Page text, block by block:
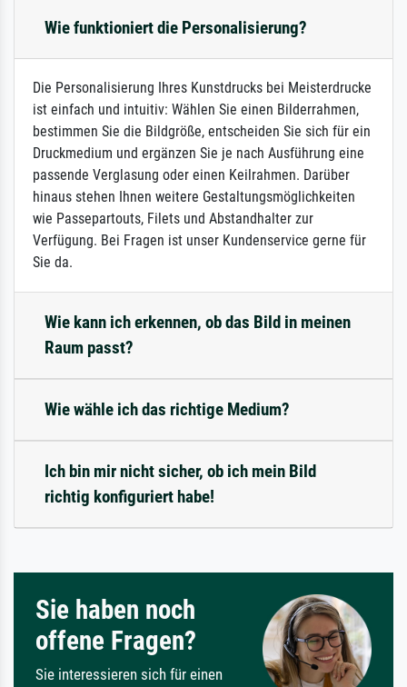
Wie funktioniert die Personalisierung?
Die Personalisierung Ihres Kunstdrucks bei Meisterdrucke
ist einfach und intuitiv: Wählen Sie einen Bilderrahmen,
bestimmen Sie die Bildgröße, entscheiden Sie sich für ein
Druckmedium und ergänzen Sie je nach Ausführung eine
passende Verglasung oder einen Keilrahmen. Darüber
hinaus stehen Ihnen weitere Gestaltungsmöglichkeiten
wie Passepartouts, Filets und Abstandhalter zur
Verfügung. Bei Fragen ist unser Kundenservice gerne für
Sie da.
Wie kann ich erkennen, ob das Bild in meinen
Raum passt?
Wie wähle ich das richtige Medium?
Ich bin mir nicht sicher, ob ich mein Bild
richtig konfiguriert habe!
Sie haben noch
offene Fragen?
Sie interessieren sich für einen